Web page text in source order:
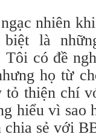
nhiên
biệt là
Tôi có đề
họ từ
tỏ thiện chí
hiểu vì sao
chia sẻ với